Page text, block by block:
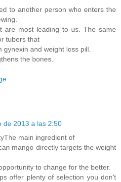
to another person who enters the
are most leading to us. The same
tubers that
and weight loss pill.
the bones.
de 2013 a las 2:50
main ingredient of
mango directly targets the weight
to change for the better.
offer plenty of selection you don't